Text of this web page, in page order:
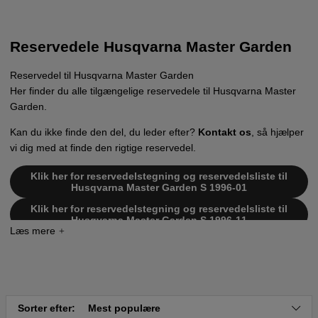
Reservedele Husqvarna Master Garden
Reservedel til Husqvarna Master Garden
Her finder du alle tilgængelige reservedele til Husqvarna Master
Garden.
Kan du ikke finde den del, du leder efter? Kontakt os , så hjælper
vi dig med at finde den rigtige reservedel.
Klik her for reservedelstegning og reservedelsliste til
Husqvarna Master Garden S 1996-01
Klik her for reservedelstegning og reservedelsliste til
Husqvarna Master Garden S 1996-11
Klik her for reservedelstegning og reservedelsliste til
Sorter efter: Mest populære